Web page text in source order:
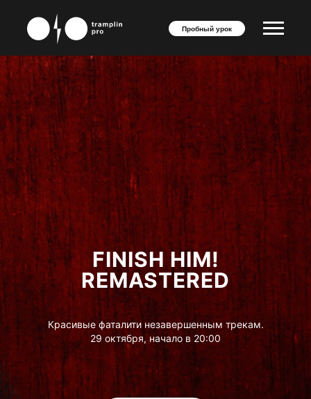
Пробный урок
FINISH HIM!
REMASTERED
Красивые фаталити незавершенным трекам.
29 октября, начало в 20:00